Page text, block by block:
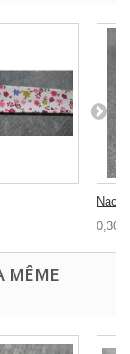
0,30 €
MÊME